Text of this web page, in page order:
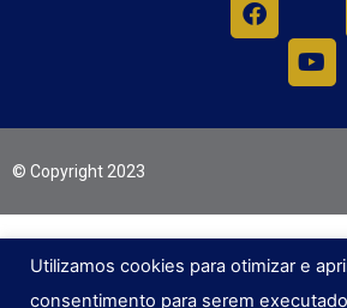
© Copyright 2023
Utilizamos cookies para otimizar e
consentimento para serem